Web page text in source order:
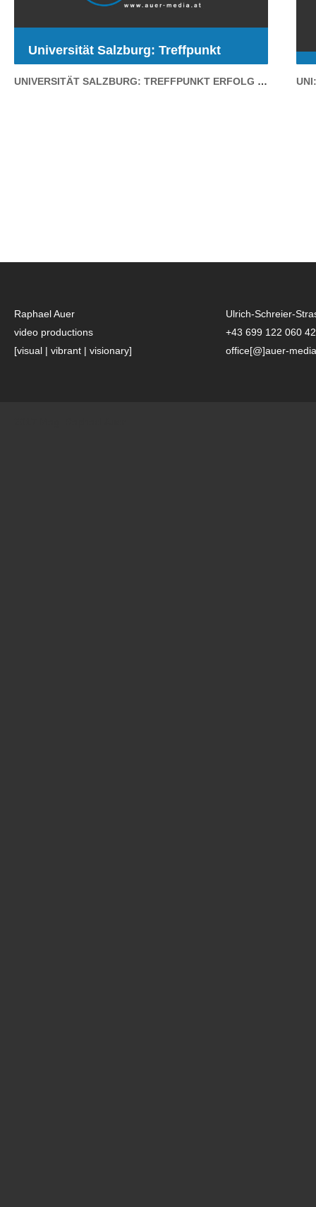
Universität Salzburg: Treffpunkt
Erfolg – Karrieremesse der
UNIVERSITÄT SALZBURG: TREFFPUNKT ERFOLG – KARRIEREMESSE DER UNIVERSITÄT SALZBURG (11.05.2011)
Raphael Auer
video productions
[visual | vibrant | visionary]
Ulrich-Schreier-
+43 699 122 060 42
office[@]auer-